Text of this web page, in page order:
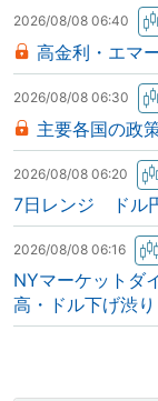
2026/08/08 06:40
高金利・エマ
2026/08/08 06:30
主要各国の政
2026/08/08 06:20
7日レンジ ドル
2026/08/08 06:16
NYマーケットダ
高・ドル下げ渋り